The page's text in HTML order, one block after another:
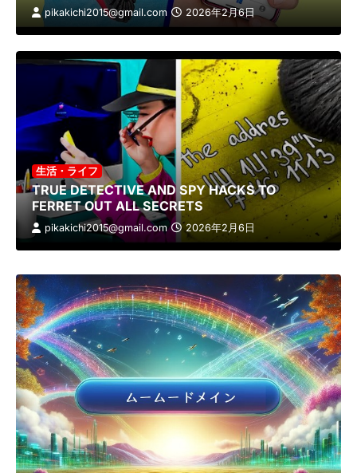
pikakichi2015@gmail.com 2026年2月6日
生活・ライフ
TRUE DETECTIVE AND SPY HACKS TO
FERRET OUT ALL SECRETS
pikakichi2015@gmail.com 2026年2月6日